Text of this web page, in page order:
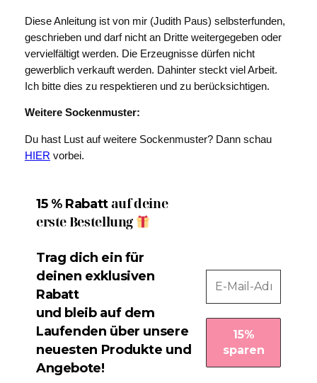
Diese Anleitung ist von mir (Judith Paus) selbsterfunden,
geschrieben und darf nicht an Dritte weitergegeben oder
vervielfältigt werden. Die Erzeugnisse dürfen nicht
gewerblich verkauft werden. Dahinter steckt viel Arbeit.
Ich bitte dies zu respektieren und zu berücksichtigen.
Weitere Sockenmuster:
Du hast Lust auf weitere Sockenmuster? Dann schau
HIER vorbei.
15 % Rabattauf deine
erste Bestellung
Trag dich ein für
deinen exklusiven
Rabatt
und bleib auf dem
Laufenden über unsere
neuesten Produkte und
Angebote!